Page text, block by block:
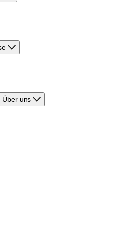
Über uns